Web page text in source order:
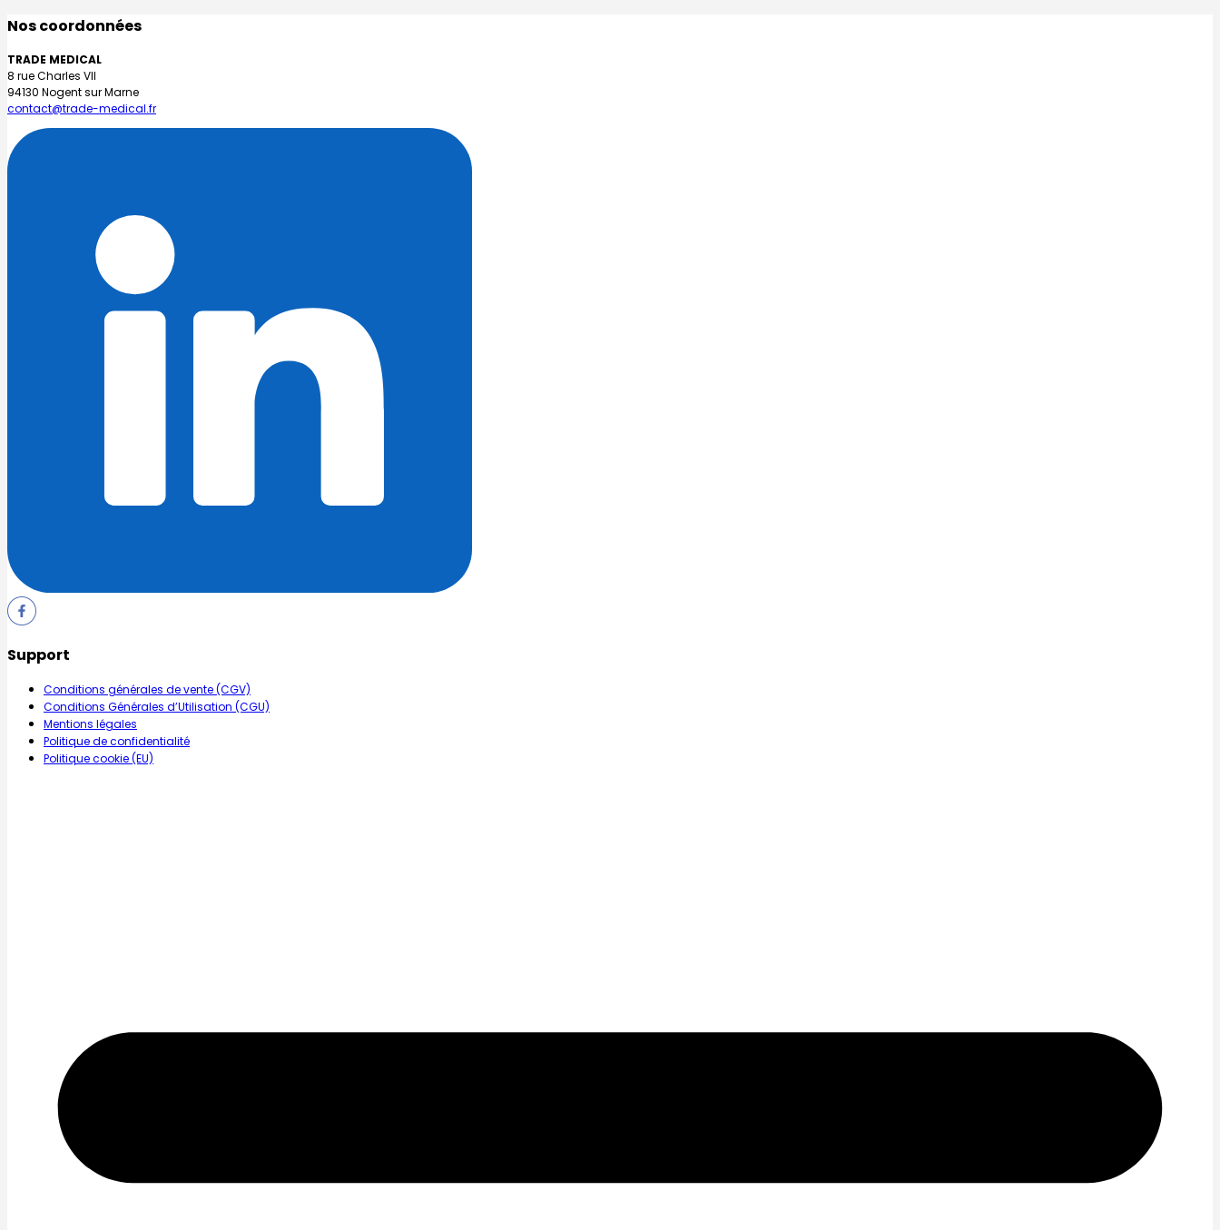
Nos coordonnées
TRADE MEDICAL
8 rue Charles VII
94130 Nogent sur Marne
contact@trade-medical.fr
Support
Conditions générales de vente (CGV)
Conditions Générales d’Utilisation (CGU)
Mentions légales
Politique de confidentialité
Politique cookie (EU)